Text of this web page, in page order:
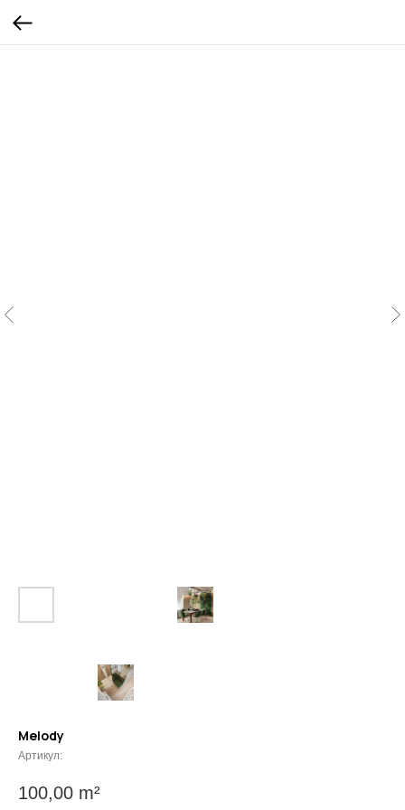
Melody
Артикул:
100,00 m²